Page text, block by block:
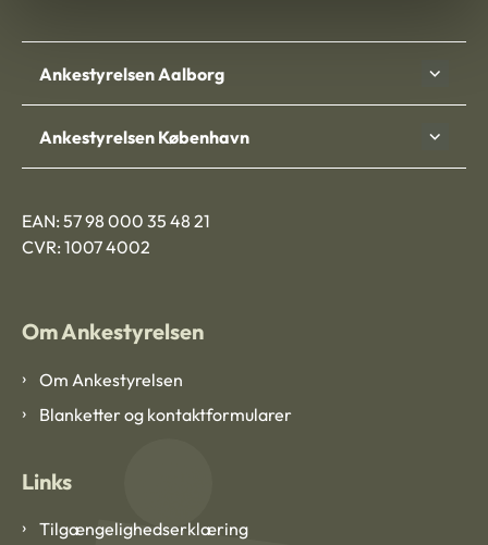
Ankestyrelsen Aalborg
Ankestyrelsen København
EAN: 57 98 000 35 48 21
CVR: 1007 4002
Om Ankestyrelsen
Om Ankestyrelsen
Blanketter og kontaktformularer
Links
Tilgængelighedserklæring